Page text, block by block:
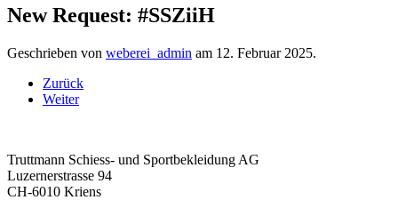
New Request: #SSZiiH
Geschrieben von weberei_admin am 12. Februar 2025.
Zurück
Weiter
Truttmann Schiess- und Sportbekleidung AG
Luzernerstrasse 94
CH-6010 Kriens